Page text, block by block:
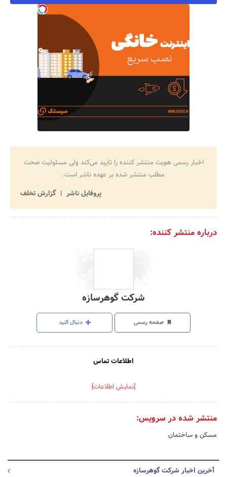
اخبار رسمی هویت منتشر کننده را تایید می‌کند ولی مسئولیت صحت
مطلب منتشر شده بر عهده ناشر است.
پروفایل ناشر
گزارش تخلف
درباره منتشر کننده:
شرکت گوهرسازه
صفحه رسمی دنبال کنید
اطلاعات تماس
[نمایش اطلاعات]
منتشر شده در سرویس:
مسکن و ساختمان
آخرین اخبار شرکت گوهرسازه